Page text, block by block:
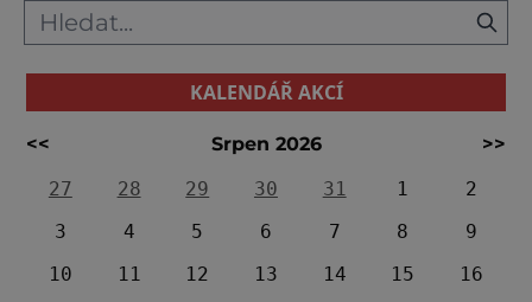
KALENDÁŘ AKCÍ
<< Srpen 2026
>>
27
28 29 30 31 1
2
3
4 5 6 7 8
9
10
11 12 13 14 15
16